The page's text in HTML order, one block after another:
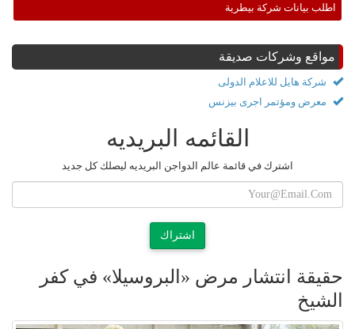
اطلب بيانات شركة بيطرية
مواقع وشركات صديقة
شركة هايل للاعلام الدولى
معرض ومؤتمر اجرى بيزنس
القائمه البريديه
اشترك في قائمة عالم الدواجن البريديه ليصلك كل جديد
اشتراك
حقيقة انتشار مرض «البروسيلا» في كفر
الشيخ